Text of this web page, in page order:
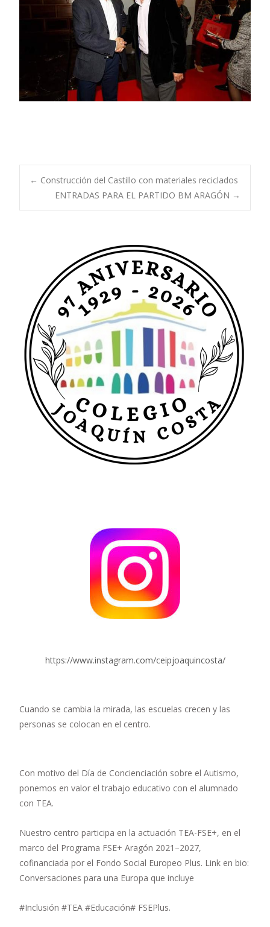
Navegación
entradas
← Construcción del Castillo con materiales reciclados
ENTRADAS PARA EL PARTIDO BM ARAGÓN →
https://www.instagram.com/ceipjoaquincosta/
Cuando se cambia la mirada, las escuelas crecen y las
personas se colocan en el centro.
Con motivo del Día de Concienciación sobre el Autismo,
ponemos en valor el trabajo educativo con el alumnado
con TEA.
Nuestro centro participa en la actuación TEA-FSE+, en el
marco del Programa FSE+ Aragón 2021–2027,
cofinanciada por el Fondo Social Europeo Plus. Link en bio:
Conversaciones para una Europa que incluye
#Inclusión #TEA #Educación# FSEPlus.